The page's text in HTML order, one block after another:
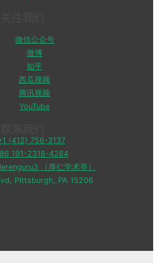
微信公众号
微博
知乎
西瓜视频
腾讯视频
YouTube
(412) 756-3137
191-2318-4284
（厚仁学术哥）
Pittsburgh, PA 15206